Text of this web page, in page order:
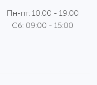
Пн-пт: 10:00 - 19:00
Сб: 09:00 - 15:00